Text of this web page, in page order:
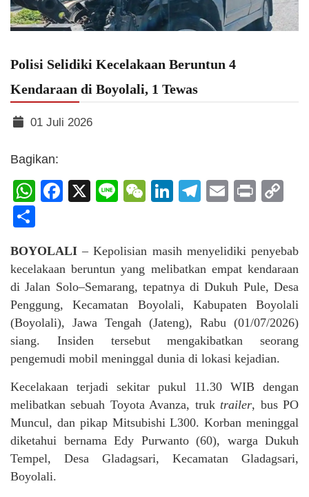
Polisi Selidiki Kecelakaan Beruntun 4
Kendaraan di Boyolali, 1 Tewas
01 Juli 2026
Bagikan:
WhatsApp
Facebook
X LineWeChat
LinkedIn
Telegram
Email
Print
BOYOLALI – Kepolisian masih menyelidiki penyebab
kecelakaan beruntun yang melibatkan empat kendaraan
di Jalan Solo–Semarang, tepatnya di Dukuh Pule, Desa
Penggung, Kecamatan Boyolali, Kabupaten Boyolali
(Boyolali), Jawa Tengah (Jateng), Rabu (01/07/2026)
siang. Insiden tersebut mengakibatkan seorang
pengemudi mobil meninggal dunia di lokasi kejadian.
Kecelakaan terjadi sekitar pukul 11.30 WIB dengan
melibatkan sebuah Toyota Avanza, truk trailer, bus PO
Muncul, dan pikap Mitsubishi L300. Korban meninggal
diketahui bernama Edy Purwanto (60), warga Dukuh
Tempel, Desa Gladagsari, Kecamatan Gladagsari,
Boyolali.